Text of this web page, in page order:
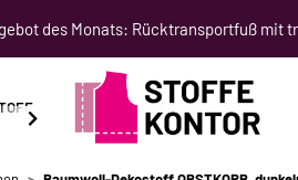
des Monats: Rücktransportfuß mit
SCHNITTMUSTER NÄHKURSE